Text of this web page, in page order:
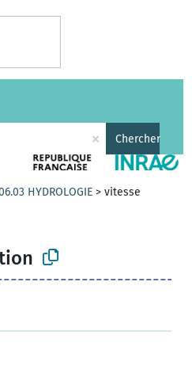
× Chercher
HYDROLOGIE >vitesse